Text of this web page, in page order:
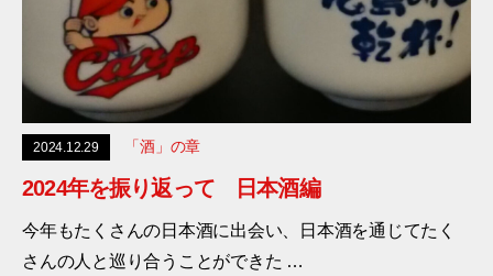
2024.12.29 「酒」の章
2024年を振り返って 日本酒編
今年もたくさんの日本酒に出会い、日本酒を通じてたく
さんの人と巡り合うことができた …